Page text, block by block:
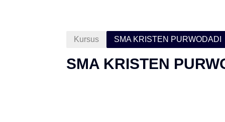
Kursus SMA KRISTEN PURWODADI
SMA KRISTEN